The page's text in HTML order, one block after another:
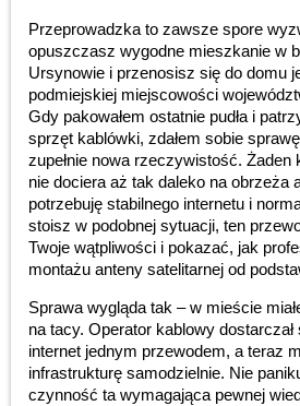
Przeprowadzka to zawsze spore
opuszczasz wygodne mieszkanie w
Ursynowie i przenosisz się do domu
podmiejskiej miejscowości
Gdy pakowałem ostatnie pudła i
sprzęt kablówki, zdałem sobie
zupełnie nowa rzeczywistość. Żaden
nie dociera aż tak daleko na obrzeża
potrzebuję stabilnego internetu i
stoisz w podobnej sytuacji, ten
Twoje wątpliwości i pokazać, jak
montażu anteny satelitarnej od
Sprawa wygląda tak – w mieście
na tacy. Operator kablowy dostarczał
internet jednym przewodem, a teraz
infrastrukturę samodzielnie. Nie
czynność ta wymagająca pewnej